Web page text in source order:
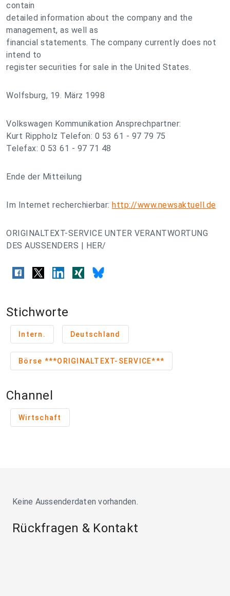
contain
detailed information about the company and the
management, as well as
financial statements. The company currently does not
intend to
register securities for sale in the United States.
Wolfsburg, 19. März 1998
Volkswagen Kommunikation Ansprechpartner:
Kurt Rippholz Telefon: 0 53 61 - 97 79 75
Telefax: 0 53 61 - 97 71 48
Ende der Mitteilung
Im Internet recherchierbar: http://www.newsaktuell.de
ORIGINALTEXT-SERVICE UNTER VERANTWORTUNG
DES AUSSENDERS | HER/
Stichworte
Intern. Deutschland
Börse ***ORIGINALTEXT-SERVICE***
Channel
Wirtschaft
Keine Aussenderdaten vorhanden.
Rückfragen & Kontakt